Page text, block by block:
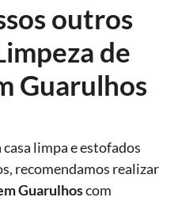
outros
de
Guarulhos
limpa e estofados
recomendamos realizar
Guarulhoscom